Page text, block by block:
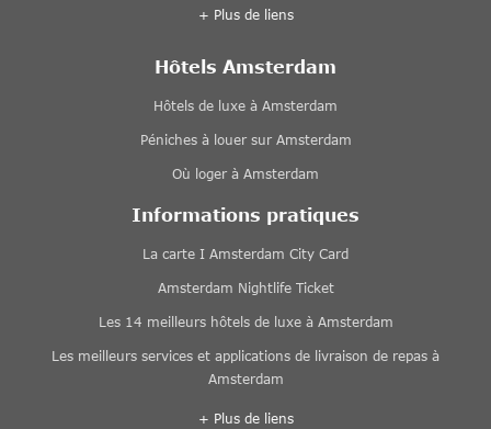
+ Plus de liens
Hôtels Amsterdam
Hôtels de luxe à Amsterdam
Péniches à louer sur Amsterdam
Où loger à Amsterdam
Informations pratiques
La carte I Amsterdam City Card
Amsterdam Nightlife Ticket
Les 14 meilleurs hôtels de luxe à Amsterdam
Les meilleurs services et applications de livraison de repas à
Amsterdam
+ Plus de liens